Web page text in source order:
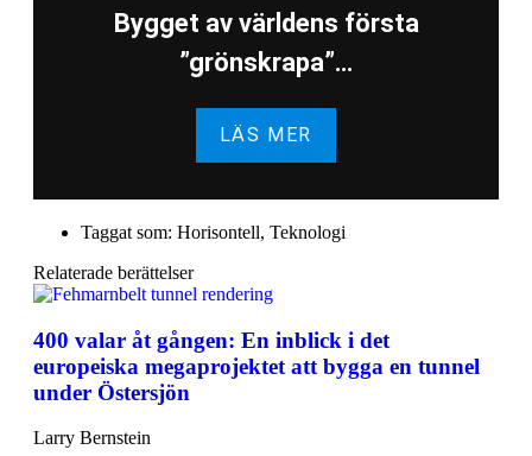
Bygget av världens första
”grönskrapa”…
LÄS MER
Taggat som: Horisontell, Teknologi
Relaterade berättelser
400 valar åt gången: En inblick i det
europeiska megaprojektet att bygga en tunnel
under Östersjön
Larry Bernstein